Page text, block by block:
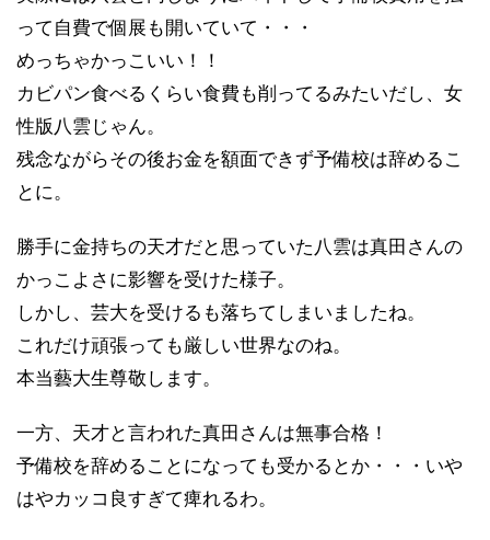
って自費で個展も開いていて・・・
めっちゃかっこいい！！
カビパン食べるくらい食費も削ってるみたいだし、女
性版八雲じゃん。
残念ながらその後お金を額面できず予備校は辞めるこ
とに。
勝手に金持ちの天才だと思っていた八雲は真田さんの
かっこよさに影響を受けた様子。
しかし、芸大を受けるも落ちてしまいましたね。
これだけ頑張っても厳しい世界なのね。
本当藝大生尊敬します。
一方、天才と言われた真田さんは無事合格！
予備校を辞めることになっても受かるとか・・・いや
はやカッコ良すぎて痺れるわ。